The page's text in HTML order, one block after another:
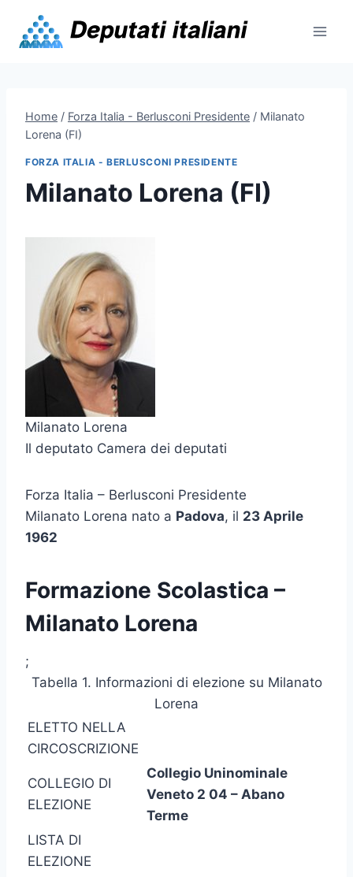
content
Home / Forza Italia - Berlusconi Presidente / Milanato
Lorena (FI)
FORZA ITALIA - BERLUSCONI PRESIDENTE
Milanato Lorena (FI)
Milanato Lorena
Il deputato Camera dei deputati
Forza Italia – Berlusconi Presidente
Milanato Lorena nato a Padova, il 23 Aprile
1962
Formazione Scolastica –
Milanato Lorena
;
Tabella 1. Informazioni di elezione su Milanato
Lorena
ELETTO NELLA
CIRCOSCRIZIONE
COLLEGIO DI
ELEZIONE
Collegio Uninominale
Veneto 2 04 – Abano
Terme
LISTA DI
ELEZIONE